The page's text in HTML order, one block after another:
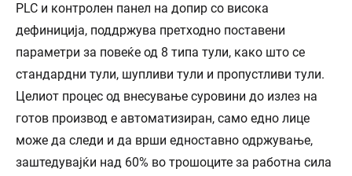
PLC и контролен панел на допир со висока
дефиниција, поддржува претходно поставени
параметри за повеќе од 8 типа тули, како што се
стандардни тули, шупливи тули и пропустливи тули.
Целиот процес од внесување суровини до излез на
готов производ е автоматизиран, само едно лице
може да следи и да врши едноставно одржување,
заштедувајќи над 60% во трошоците за работна сила